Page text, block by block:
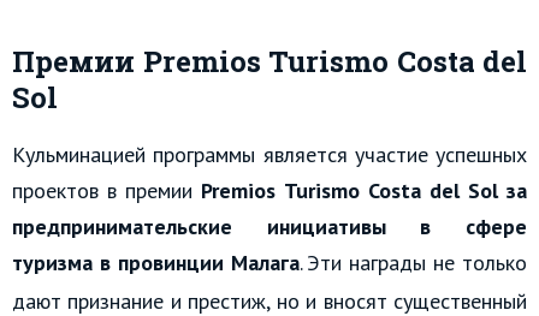
Премии Premios Turismo Costa del
Sol
Кульминацией программы является участие успешных
проектов в премии Premios Turismo Costa del Sol за
предпринимательские инициативы в сфере
туризма в провинции Малага.Эти награды не только
дают признание и престиж, но и вносят существенный